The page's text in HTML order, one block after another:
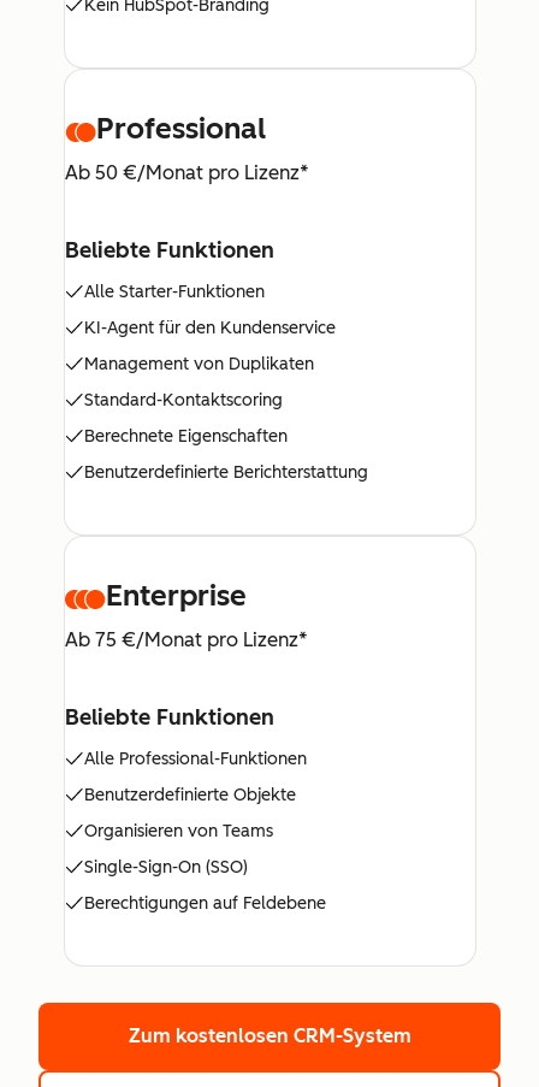
Kein HubSpot-Branding
Professional
Ab 50 €/Monat pro Lizenz*
Beliebte Funktionen
Alle Starter-Funktionen
KI-Agent für den Kundenservice
Management von Duplikaten
Standard-Kontaktscoring
Berechnete Eigenschaften
Benutzerdefinierte Berichterstattung
Enterprise
Ab 75 €/Monat pro Lizenz*
Beliebte Funktionen
Alle Professional-Funktionen
Benutzerdefinierte Objekte
Organisieren von Teams
Single-Sign-On (SSO)
Berechtigungen auf Feldebene
Zum kostenlosen CRM-System